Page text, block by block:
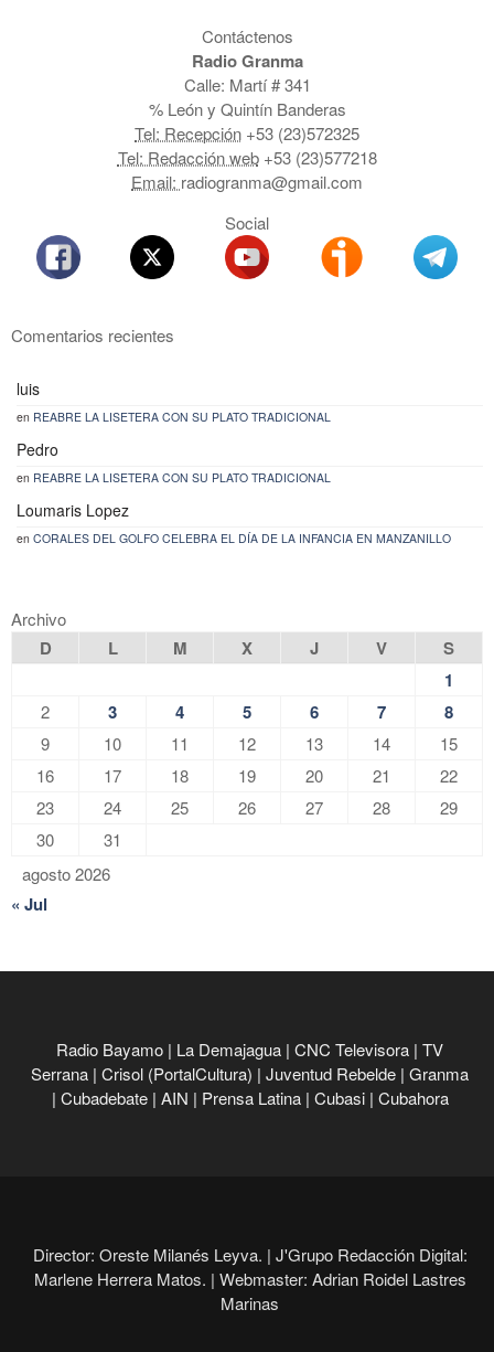
Contáctenos
Radio Granma
Calle: Martí # 341
% León y Quintín Banderas
Tel: Recepción +53 (23)572325
Tel: Redacción web+53 (23)577218
Email: radiogranma@gmail.com
Social
Comentarios recientes
luis
en REABRE LA LISETERA CON SU PLATO TRADICIONAL
Pedro
en REABRE LA LISETERA CON SU PLATO TRADICIONAL
Loumaris Lopez
en CORALES DEL GOLFO CELEBRA EL DÍA DE LA INFANCIA EN MANZANILLO
Archivo
agosto 2026
D L M X J V
S
1
2 3 4 5 6 7 8
9 10 11 12 13 14
15
16
17 18 19 20 21
22
23
24 25 26 27 28
29
30
31
« Jul
Radio Bayamo | La Demajagua | CNC Televisora | TV
Serrana | Crisol (PortalCultura) | Juventud Rebelde | Granma
| Cubadebate | AIN | Prensa Latina | Cubasi | Cubahora
Director: Oreste Milanés Leyva. | J'Grupo Redacción Digital:
Marlene Herrera Matos. | Webmaster: Adrian Roidel Lastres
Marinas